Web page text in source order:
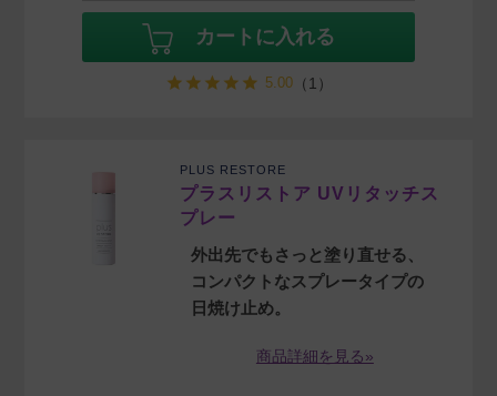
カートに入れる
5.00（1）
PLUS RESTORE
プラスリストア UVリタッチス
プレー
外出先でもさっと塗り直せる、
コンパクトなスプレータイプの
日焼け止め。
商品詳細を見る»